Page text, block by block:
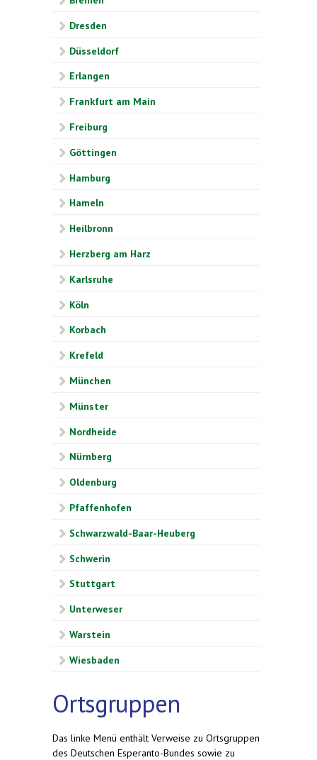
Dresden
Düsseldorf
Erlangen
Frankfurt am Main
Freiburg
Göttingen
Hamburg
Hameln
Heilbronn
Herzberg am Harz
Karlsruhe
Köln
Korbach
Krefeld
München
Münster
Nordheide
Nürnberg
Oldenburg
Pfaffenhofen
Schwarzwald-Baar-Heuberg
Schwerin
Stuttgart
Unterweser
Warstein
Wiesbaden
Ortsgruppen
Das linke Menü enthält Verweise zu Ortsgruppen
des Deutschen Esperanto-Bundes sowie zu